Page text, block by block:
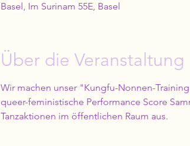
Basel, Im Surinam 55E, Basel
Über die Veranstaltung
Wir machen unser "Kungfu-Nonnen-
queer-feministische Performance Score
Tanzaktionen im öffentlichen Raum aus.